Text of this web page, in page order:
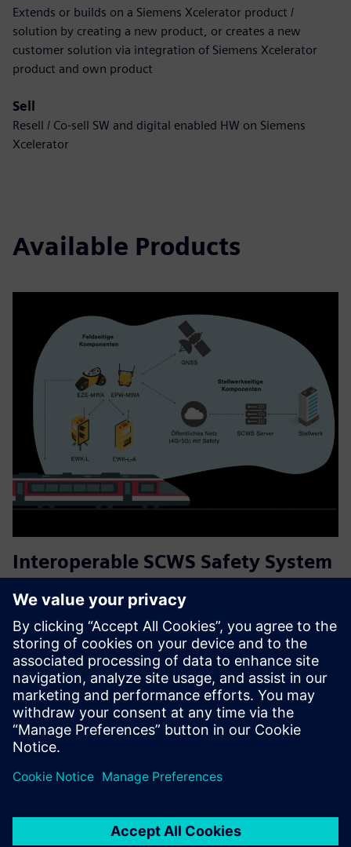
Extends or builds on a Siemens Xcelerator product /
solution by creating a new product, or creates a new
customer solution via integration of Siemens Xcelerator
product and own product
Sell
Resell / Co-sell SW and digital enabled HW on Siemens
Xcelerator
Available Products
Interoperable SCWS Safety System
with EULYNX Interface
A signal‑controlled automated warning system providing
timely, route‑specific alerts to reduce work interruptions
and boost maintenance efficiency — with streamlined
protection workflows, legacy and standardised interface
support,...
Saznajte više